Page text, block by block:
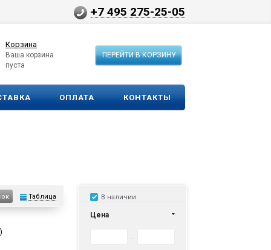
+7 495 275-25-05
Корзина
Ваша корзина
пуста
ПЕРЕЙТИ В КОРЗИНУ
ОПЛАТА КОНТАКТЫ
В наличии
Цена
Таблица